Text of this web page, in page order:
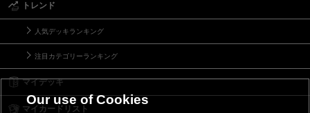
トレンド
人気デッキランキング
注目カテゴリーランキング
マイデッキ
マイカードリスト
Our use of Cookies